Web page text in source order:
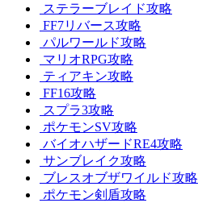
ステラーブレイド攻略
FF7リバース攻略
パルワールド攻略
マリオRPG攻略
ティアキン攻略
FF16攻略
スプラ3攻略
ポケモンSV攻略
バイオハザードRE4攻略
サンブレイク攻略
ブレスオブザワイルド攻略
ポケモン剣盾攻略